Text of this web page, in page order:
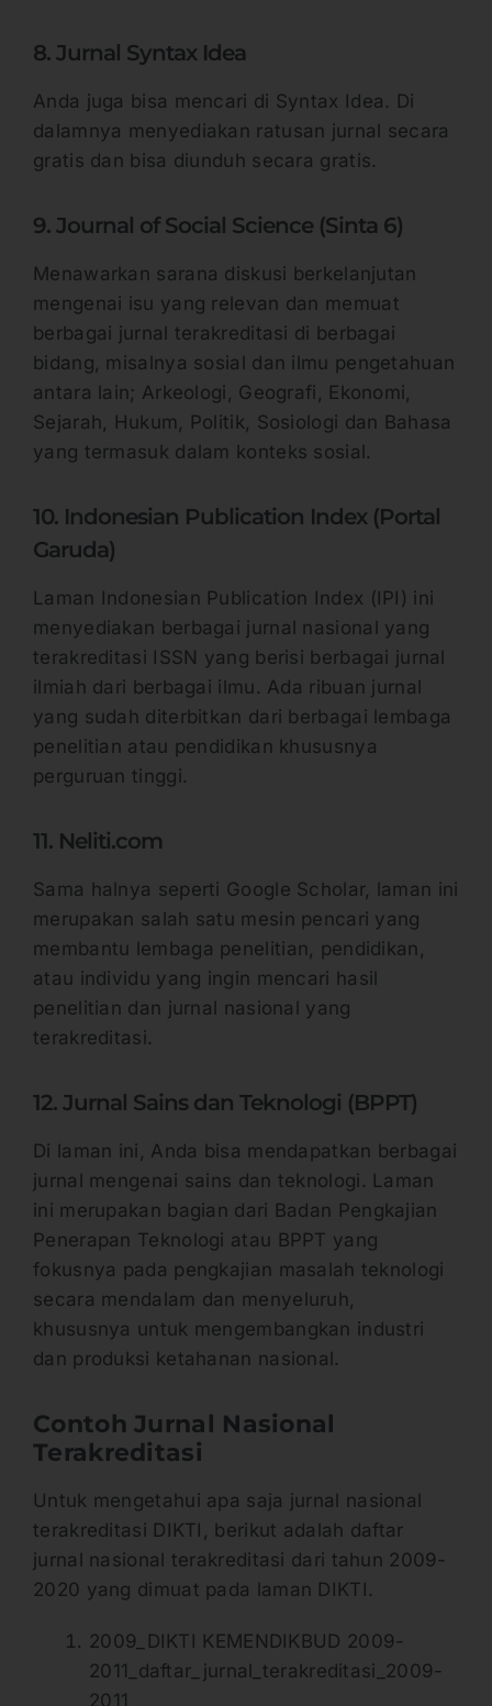
8. Jurnal Syntax Idea
Anda juga bisa mencari di Syntax Idea. Di
dalamnya menyediakan ratusan jurnal secara
gratis dan bisa diunduh secara gratis.
9. Journal of Social Science (Sinta 6)
Menawarkan sarana diskusi berkelanjutan
mengenai isu yang relevan dan memuat
berbagai jurnal terakreditasi di berbagai
bidang, misalnya sosial dan ilmu pengetahuan
antara lain; Arkeologi, Geografi, Ekonomi,
Sejarah, Hukum, Politik, Sosiologi dan Bahasa
yang termasuk dalam konteks sosial.
10. Indonesian Publication Index (Portal
Garuda)
Laman Indonesian Publication Index (IPI) ini
menyediakan berbagai jurnal nasional yang
terakreditasi ISSN yang berisi berbagai jurnal
ilmiah dari berbagai ilmu. Ada ribuan jurnal
yang sudah diterbitkan dari berbagai lembaga
penelitian atau pendidikan khususnya
perguruan tinggi.
11. Neliti.com
Sama halnya seperti Google Scholar, laman ini
merupakan salah satu mesin pencari yang
membantu lembaga penelitian, pendidikan,
atau individu yang ingin mencari hasil
penelitian dan jurnal nasional yang
terakreditasi.
12. Jurnal Sains dan Teknologi (BPPT)
Di laman ini, Anda bisa mendapatkan berbagai
jurnal mengenai sains dan teknologi. Laman
ini merupakan bagian dari Badan Pengkajian
Penerapan Teknologi atau BPPT yang
fokusnya pada pengkajian masalah teknologi
secara mendalam dan menyeluruh,
khususnya untuk mengembangkan industri
dan produksi ketahanan nasional.
Contoh Jurnal Nasional
Terakreditasi
Untuk mengetahui apa saja jurnal nasional
terakreditasi DIKTI, berikut adalah daftar
jurnal nasional terakreditasi dari tahun 2009-
2020 yang dimuat pada laman DIKTI.
2009_DIKTI KEMENDIKBUD 2009-
2011_daftar_jurnal_terakreditasi_2009-
2011